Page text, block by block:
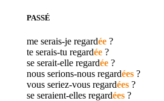
PASSÉ
me serais-je regardée ?
te serais-tu regardée ?
se serait-elle regardée ?
nous serions-nous regardées ?
vous seriez-vous regardées ?
se seraient-elles regardées ?